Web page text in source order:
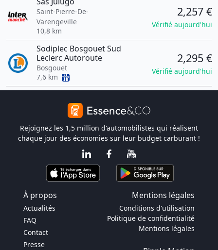
Saint-Pierre-De-
Varengeville
10,8 km
2,257 €
Vérifié aujourd'hui
Sodiplec Bosgouet Sud
Leclerc Autoroute
Bosgouet
7,6 km
2,295 €
Vérifié aujourd'hui
Rejoignez les 1,5 million d'automobilistes qui réalisent
chaque jour des économies sur leur budget carburant !
À propos Mentions légales
Actualités
FAQ
Contact
Presse
Conditions d'utilisation
Politique de confidentialité
Mentions légales